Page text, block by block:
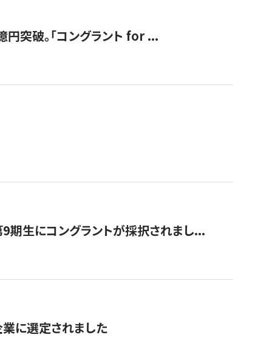
突破。「コングラント for ...
9期生にコングラントが採択されまし...
に選定されました